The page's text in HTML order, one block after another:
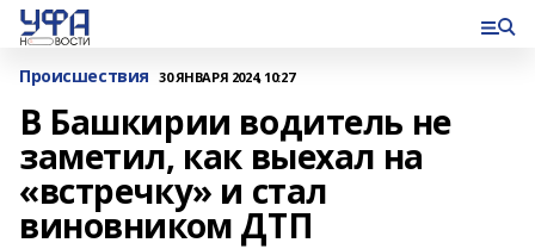
Происшествия 30 ЯНВАРЯ 2024, 10:27
В Башкирии водитель не
заметил, как выехал на
«встречку» и стал
виновником ДТП